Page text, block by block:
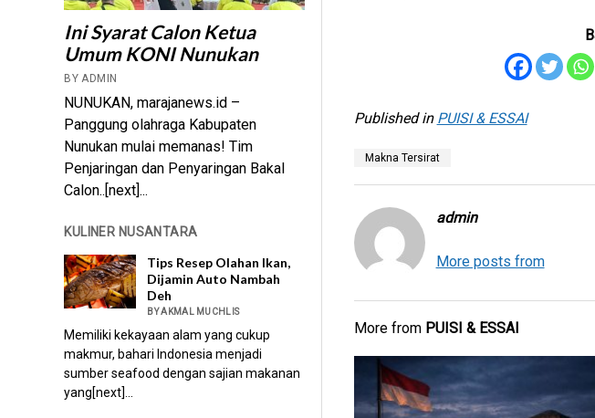
Ini Syarat Calon Ketua
Umum KONI Nunukan
BY ADMIN
NUNUKAN, marajanews.id –
Panggung olahraga Kabupaten
Nunukan mulai memanas! Tim
Penjaringan dan Penyaringan Bakal
Calon..[next]...
KULINER NUSANTARA
Tips Resep Olahan Ikan,
Dijamin Auto Nambah
Deh
BY AKMAL MUCHLIS
Memiliki kekayaan alam yang cukup
makmur, bahari Indonesia menjadi
sumber seafood dengan sajian makanan
yang[next]...
Published in PUISI & ESSAI
Makna Tersirat
admin
More posts from
More from PUISI & ESSAI